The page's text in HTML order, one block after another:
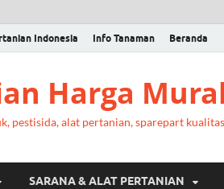
Indonesia Info Tanaman Beranda
Harga
pestisida, alat pertanian, sparepart
SARANA & ALAT PERTANIAN